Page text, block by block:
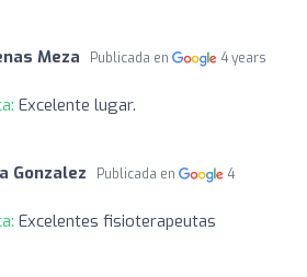
Meza Publicada en
4 years
Excelente lugar.
Gonzalez Publicada en
4
Excelentes fisioterapeutas